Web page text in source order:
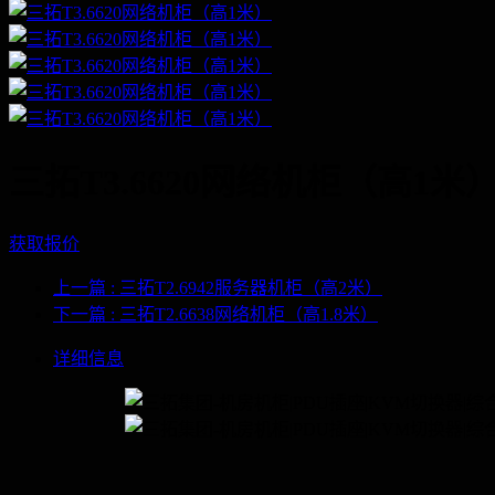
获取报价
上一篇 : 三拓T2.6942服务器机柜（高2米）
下一篇 : 三拓T2.6638网络机柜（高1.8米）
详细信息